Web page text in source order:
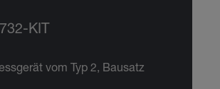
KIT
vom Typ 2, Bausatz